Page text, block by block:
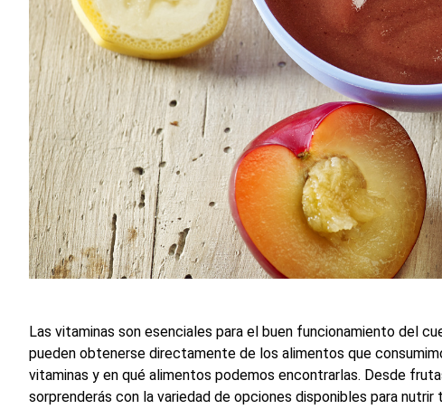
Las vitaminas son esenciales para el buen funcionamiento del
pueden obtenerse directamente de los alimentos que
vitaminas y en qué alimentos podemos encontrarlas. Desde
sorprenderás con la variedad de opciones disponibles para